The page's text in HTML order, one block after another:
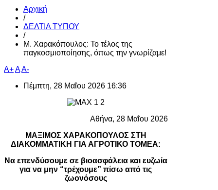
Αρχική
/
ΔΕΛΤΙΑ ΤΥΠΟΥ
/
Μ. Χαρακόπουλος: Το τέλος της
παγκοσμιοποίησης, όπως την γνωρίζαμε!
A+AA-
Πέμπτη, 28 Μαΐου 2026 16:36
Αθήνα, 28 Μαΐου 2026
ΜΑΞΙΜΟΣ ΧΑΡΑΚΟΠΟΥΛΟΣ ΣΤΗ
ΔΙΑΚΟΜΜΑΤΙΚΗ ΓΙΑ ΑΓΡΟΤΙΚΟ ΤΟΜΕΑ:
Να επενδύσουμε σε βιοασφάλεια και ευζωία
για να μην “τρέχουμε” πίσω από τις
ζωονόσους